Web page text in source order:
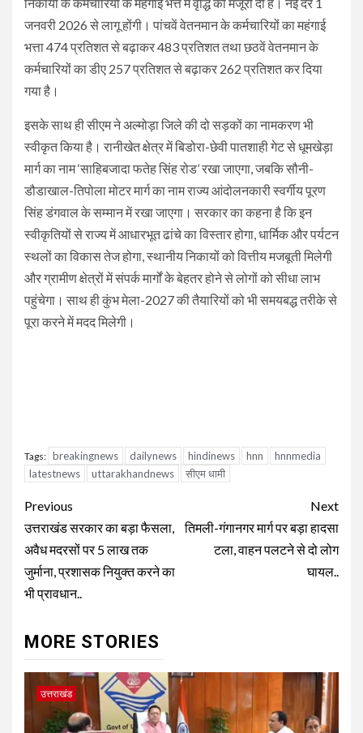
जनवरी 2026 से लागू होंगी। पांचवें वेतनमान के कर्मचारियों का महंगाई
भत्ता 474 प्रतिशत से बढ़ाकर 483 प्रतिशत तथा छठवें वेतनमान के
कर्मचारियों का डीए 257 प्रतिशत से बढ़ाकर 262 प्रतिशत कर दिया
गया है।
इसके साथ ही सीएम ने अल्मोड़ा जिले की दो सड़कों का नामकरण भी
स्वीकृत किया है। रानीखेत क्षेत्र में बिडोरा-छेवी पातशाही गेट से धूमखेड़ा
मार्ग का नाम ‘साहिबजादा फतेह सिंह रोड’ रखा जाएगा, जबकि सौनी-
डौडाखाल-तिपोला मोटर मार्ग का नाम राज्य आंदोलनकारी स्वर्गीय पूरण
सिंह डंगवाल के सम्मान में रखा जाएगा। सरकार का कहना है कि इन
स्वीकृतियों से राज्य में आधारभूत ढांचे का विस्तार होगा, धार्मिक और पर्यटन
स्थलों का विकास तेज होगा, स्थानीय निकायों को वित्तीय मजबूती मिलेगी
और ग्रामीण क्षेत्रों में संपर्क मार्गों के बेहतर होने से लोगों को सीधा लाभ
पहुंचेगा। साथ ही कुंभ मेला-2027 की तैयारियों को भी समयबद्ध तरीके से
पूरा करने में मदद मिलेगी।
Tags: breakingnews dailynews hindinews hnn
hnnmedia
latestnews
uttarakhandnews सीएम धामी
Continue
Reading
Previous
उत्तराखंड सरकार का बड़ा फैसला,
अवैध मदरसों पर 5 लाख तक
जुर्माना, प्रशासक नियुक्त करने का
भी प्रावधान..
Next
तिमली-गंगानगर मार्ग पर बड़ा हादसा
टला, वाहन पलटने से दो लोग
घायल..
MORE STORIES
उत्तराखंड